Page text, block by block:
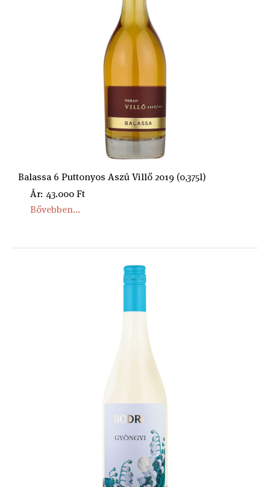
Balassa 6 Puttonyos Aszú Villő 2019 (0,375l)
Ár: 43.000 Ft
Bővebben...